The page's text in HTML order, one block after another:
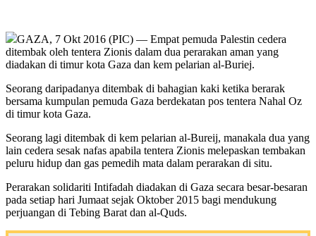
GAZA, 7 Okt 2016 (PIC) — Empat pemuda Palestin cedera
ditembak oleh tentera Zionis dalam dua perarakan aman yang
diadakan di timur kota Gaza dan kem pelarian al-Buriej.
Seorang daripadanya ditembak di bahagian kaki ketika berarak
bersama kumpulan pemuda Gaza berdekatan pos tentera Nahal Oz
di timur kota Gaza.
Seorang lagi ditembak di kem pelarian al-Bureij, manakala dua yang
lain cedera sesak nafas apabila tentera Zionis melepaskan tembakan
peluru hidup dan gas pemedih mata dalam perarakan di situ.
Perarakan solidariti Intifadah diadakan di Gaza secara besar-besaran
pada setiap hari Jumaat sejak Oktober 2015 bagi mendukung
perjuangan di Tebing Barat dan al-Quds.